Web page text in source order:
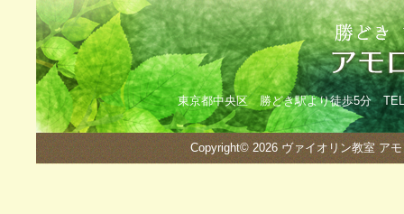
東京都中央区 勝どき駅より徒歩5分
Copyright© 2026 ヴァイオリン教室 ア